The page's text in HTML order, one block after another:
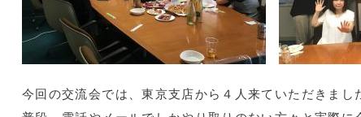
今回の交流会では、東京支店から４人来ていただきまし